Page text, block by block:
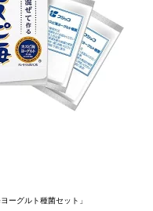
ーグルト種菌セット」